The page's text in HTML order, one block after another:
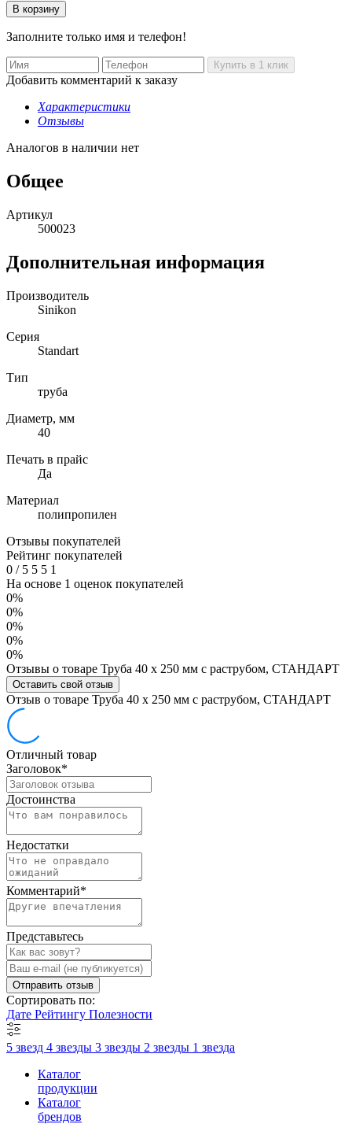
Заполните только имя и телефон!
Добавить комментарий к заказу
Характеристики
Отзывы
Аналогов в наличии нет
Общее
Артикул
500023
Дополнительная информация
Производитель
Sinikon
Серия
Standart
Тип
труба
Диаметр, мм
40
Печать в прайс
Да
Материал
полипропилен
Отзывы покупателей
Рейтинг покупателей
0 /5 5 5 1
На основе 1 оценок покупателей
0%
0%
0%
0%
0%
Отзывы о товаре Труба 40 х 250 мм с раструбом, СТАНДАРТ
Оставить свой отзыв
Отзыв о товаре Труба 40 х 250 мм с раструбом, СТАНДАРТ
Отличный товар
Заголовок*
Достоинства
Недостатки
Комментарий*
Представьтесь
Отправить отзыв
Сортировать по:
Дате Рейтингу Полезности
5 звезд 4 звезды 3 звезды 2 звезды 1 звезда
Каталог
продукции
Каталог
брендов